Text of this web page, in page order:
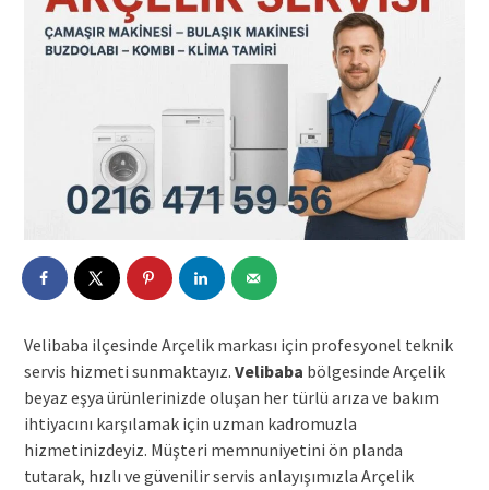
Velibaba ilçesinde Arçelik markası için profesyonel teknik
servis hizmeti sunmaktayız. Velibaba bölgesinde Arçelik
beyaz eşya ürünlerinizde oluşan her türlü arıza ve bakım
ihtiyacını karşılamak için uzman kadromuzla
hizmetinizdeyiz. Müşteri memnuniyetini ön planda
tutarak, hızlı ve güvenilir servis anlayışımızla Arçelik